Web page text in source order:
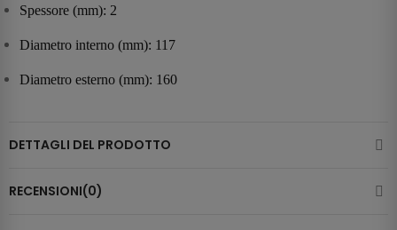
Spessore (mm): 2
Diametro interno (mm): 117
Diametro esterno (mm): 160
DETTAGLI DEL PRODOTTO
RECENSIONI(0)